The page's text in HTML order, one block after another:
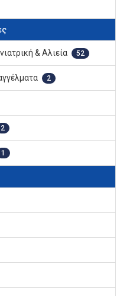
& Αλιεία 52
2
2
1